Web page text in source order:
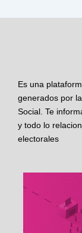
Es una
generados por
Social. Te
y todo lo
electorales